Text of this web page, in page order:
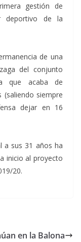
gestión de
deportivo de la
de una
del conjunto
que acaba de
siempre
dejar en 16
a sus 31 años ha
inicio al proyecto
20.
en la Balona